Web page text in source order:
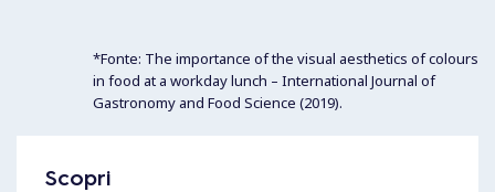
*Fonte: The importance of the visual aesthetics of colours
in food at a workday lunch – International Journal of
Gastronomy and Food Science (2019).
Scopri